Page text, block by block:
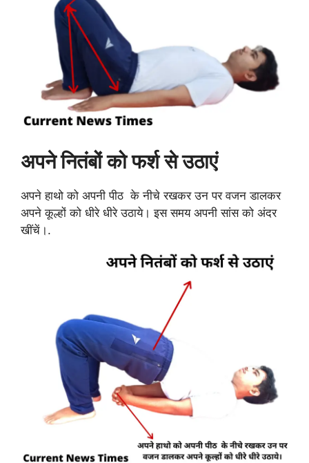
अपने नितंबों को फर्श से उठाएं
अपने हाथो को अपनी पीठ के नीचे रखकर उन पर वजन डालकर
अपने कूल्हों को धीरे धीरे उठाये। इस समय अपनी सांस को अंदर
खींचें।.